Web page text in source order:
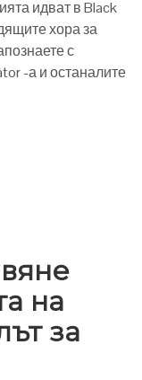
идват в Black
хора за
с
-а и останалите
на
за